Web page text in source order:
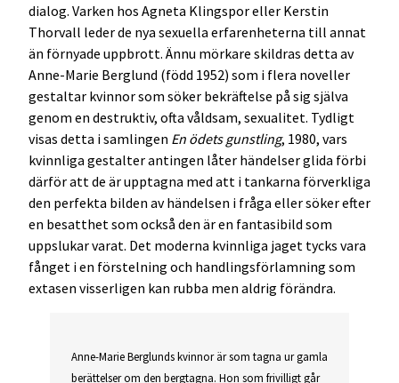
dialog. Varken hos Agneta Klingspor eller Kerstin
Thorvall leder de nya sexuella erfarenheterna till annat
än förnyade uppbrott. Ännu mörkare skildras detta av
Anne-Marie Berglund (född 1952) som i flera noveller
gestaltar kvinnor som söker bekräftelse på sig själva
genom en destruktiv, ofta våldsam, sexualitet. Tydligt
visas detta i samlingen En ödets gunstling, 1980, vars
kvinnliga gestalter antingen låter händelser glida förbi
därför att de är upptagna med att i tankarna förverkliga
den perfekta bilden av händelsen i fråga eller söker efter
en besatthet som också den är en fantasibild som
uppslukar varat. Det moderna kvinnliga jaget tycks vara
fånget i en förstelning och handlingsförlamning som
extasen visserligen kan rubba men aldrig förändra.
Anne-Marie Berglunds kvinnor är som tagna ur gamla
berättelser om den bergtagna. Hon som frivilligt går